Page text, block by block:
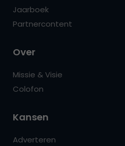
Jaarboek
Partnercontent
Over
Missie & Visie
Colofon
Kansen
Adverteren